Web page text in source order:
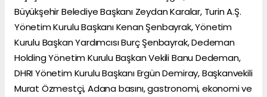
Büyükşehir Belediye Başkanı Zeydan Karalar, Turin A.Ş.
Yönetim Kurulu Başkanı Kenan Şenbayrak, Yönetim
Kurulu Başkan Yardımcısı Burç Şenbayrak, Dedeman
Holding Yönetim Kurulu Başkan Vekili Banu Dedeman,
DHRI Yönetim Kurulu Başkanı Ergün Demiray, Başkanvekili
Murat Özmestçi, Adana basını, gastronomi, ekonomi ve